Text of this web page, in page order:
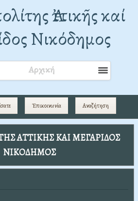
Ἀττικῆς καί
Νικόδημος
Αρχική
Ἐπικοινωνία Αναζήτηση
ΑΤΤΙΚΗΣ ΚΑΙ ΜΕΓΑΡΙΔΟΣ
ΝΙΚΟΔΗΜΟΣ